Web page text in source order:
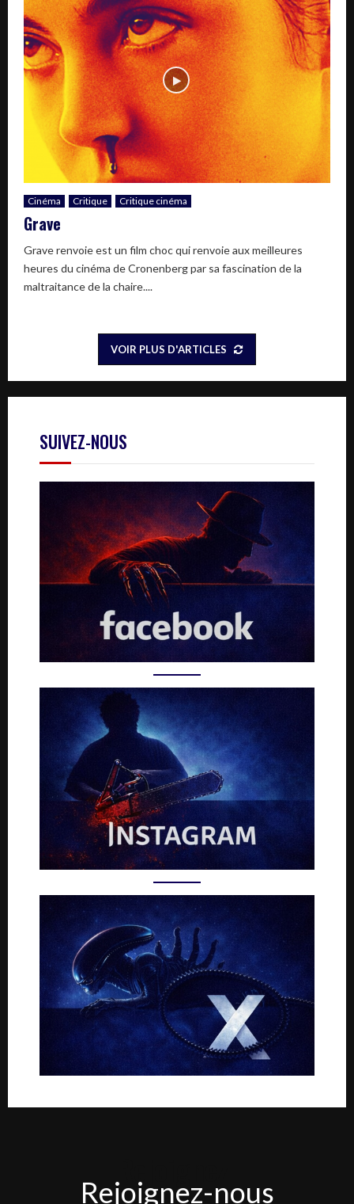
Cinéma Critique Critique cinéma
Grave
Grave renvoie est un film choc qui renvoie aux meilleures
heures du cinéma de Cronenberg par sa fascination de la
maltraitance de la chaire....
VOIR PLUS D'ARTICLES
SUIVEZ-NOUS
Rejoignez-nous